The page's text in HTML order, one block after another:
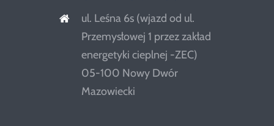
ul. Leśna 6s (wjazd od ul.
Przemysłowej 1 przez zakład
energetyki cieplnej -ZEC)
05-100 Nowy Dwór
Mazowiecki